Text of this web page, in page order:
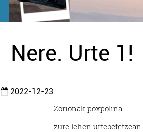
Nere. Urte 1!
2022-12-23
Zorionak poxpolina
zure lehen urtebetetzean!